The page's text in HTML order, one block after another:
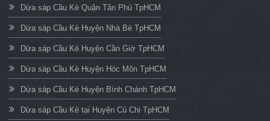
Dừa sáp Cầu Kè Quận Tân Phú TpHCM
Dừa sáp Cầu Kè Huyện Nhà Bè TpHCM
Dừa sáp Cầu Kè Huyện Cần Giờ TpHCM
Dừa sáp Cầu Kè Huyện Hóc Môn TpHCM
Dừa sáp Cầu Kè Huyện Bình Chánh TpHCM
Dừa sáp Cầu Kè tại Huyện Củ Chi TpHCM